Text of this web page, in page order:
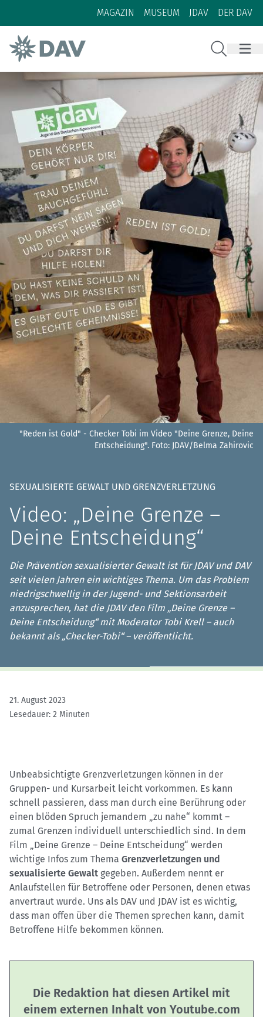
Zum Inhalt
Zur Footer-Navigation
MAGAZIN MUSEUM JDAV DER DAV
"Reden ist Gold" - Checker Tobi im Video "Deine Grenze, Deine
Entscheidung". Foto: JDAV/Belma Zahirovic
SEXUALISIERTE GEWALT UND GRENZVERLETZUNG
Video: „Deine Grenze –
Deine Entscheidung“
Die Prävention sexualisierter Gewalt ist für JDAV und DAV
seit vielen Jahren ein wichtiges Thema. Um das Problem
niedrigschwellig in der Jugend- und Sektionsarbeit
anzusprechen, hat die JDAV den Film „Deine Grenze –
Deine Entscheidung“ mit Moderator Tobi Krell – auch
bekannt als „Checker-Tobi“ – veröffentlicht.
21. August 2023
Lesedauer: 2 Minuten
Unbeabsichtigte Grenzverletzungen können in der
Gruppen- und Kursarbeit leicht vorkommen. Es kann
schnell passieren, dass man durch eine Berührung oder
einen blöden Spruch jemandem „zu nahe“ kommt –
zumal Grenzen individuell unterschiedlich sind. In dem
Film „Deine Grenze – Deine Entscheidung“ werden
wichtige Infos zum Thema Grenzverletzungen und
sexualisierte Gewalt gegeben. Außerdem nennt er
Anlaufstellen für Betroffene oder Personen, denen etwas
anvertraut wurde. Uns als DAV und JDAV ist es wichtig,
dass man offen über die Themen sprechen kann, damit
Betroffene Hilfe bekommen können.
Die Redaktion hat diesen Artikel mit
einem externen Inhalt von Youtube.com